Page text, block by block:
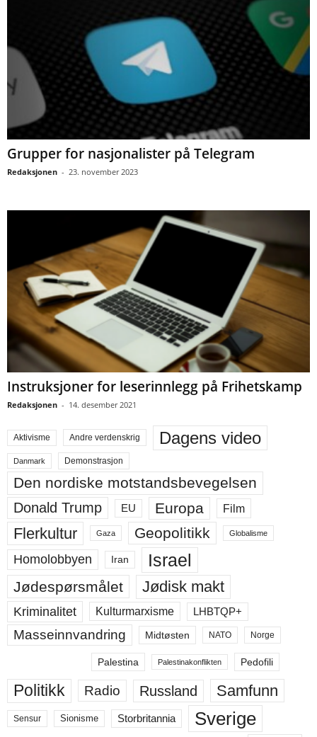
Grupper for nasjonalister på Telegram
Redaksjonen - 23. november 2023
Instruksjoner for leserinnlegg på Frihetskamp
Redaksjonen - 14. desember 2021
Aktivisme Andre verdenskrig Dagens video
Danmark Demonstrasjon
Den nordiske motstandsbevegelsen
Donald Trump EU Europa Film
Flerkultur Gaza Geopolitikk Globalisme
Homolobbyen Iran Israel
Jødespørsmålet Jødisk makt
Kriminalitet Kulturmarxisme LHBTQP+
Masseinnvandring Midtøsten NATO Norge
Palestina Palestinakonflikten Pedofili
Politikk Radio Russland Samfunn
Sensur Sionisme Storbritannia Sverige